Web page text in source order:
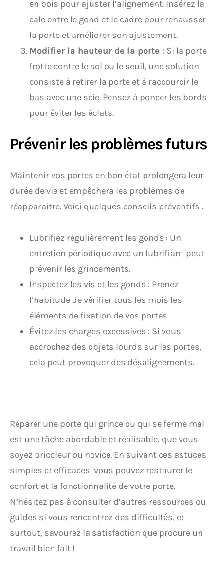
en bois pour ajuster l’alignement. Insérez la
cale entre le gond et le cadre pour rehausser
la porte et améliorer son ajustement.
Modifier la hauteur de la porte : Si la porte
frotte contre le sol ou le seuil, une solution
consiste à retirer la porte et à raccourcir le
bas avec une scie. Pensez à poncer les bords
pour éviter les éclats.
Prévenir les problèmes futurs
Maintenir vos portes en bon état prolongera leur
durée de vie et empêchera les problèmes de
réapparaitre. Voici quelques conseils préventifs :
Lubrifiez régulièrement les gonds : Un
entretien périodique avec un lubrifiant peut
prévenir les grincements.
Inspectez les vis et les gonds : Prenez
l’habitude de vérifier tous les mois les
éléments de fixation de vos portes.
Évitez les charges excessives : Si vous
accrochez des objets lourds sur les portes,
cela peut provoquer des désalignements.
Réparer une porte qui grince ou qui se ferme mal
est une tâche abordable et réalisable, que vous
soyez bricoleur ou novice. En suivant ces astuces
simples et efficaces, vous pouvez restaurer le
confort et la fonctionnalité de votre porte.
N’hésitez pas à consulter d’autres ressources ou
guides si vous rencontrez des difficultés, et
surtout, savourez la satisfaction que procure un
travail bien fait !